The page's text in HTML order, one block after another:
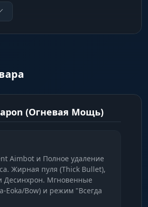
и рейдов. Если вы готовы
кошмаром для любого
очевиден.
(Огневая Мощь)
Aimbot и Полное удаление
Жирная пуля (Thick Bullet),
Десинхрон. Мгновенные
Eoka/Bow) и режим "Всегда